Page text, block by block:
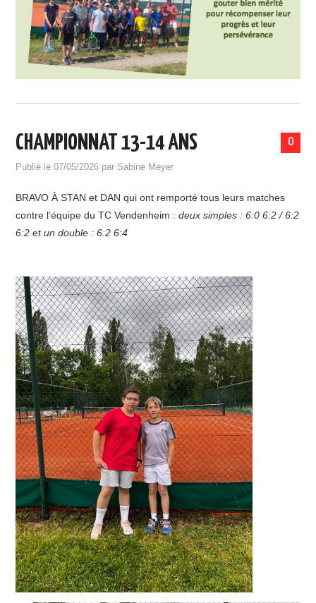
0
CHAMPIONNAT 13-14 ANS
Publié le07/05/2026 par Sabine Meyer
BRAVO À STAN et DAN qui ont remporté tous leurs matches
contre l’équipe du TC Vendenheim :deux simples : 6:0 6:2 / 6:2
6:2 etun double : 6:2 6:4